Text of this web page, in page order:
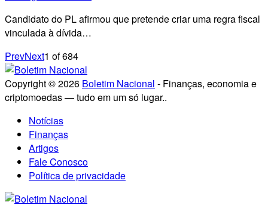
Candidato do PL afirmou que pretende criar uma regra fiscal
vinculada à dívida…
PrevNext1 of684
Copyright © 2026 Boletim Nacional - Finanças, economia e
criptomoedas — tudo em um só lugar..
Notícias
Finanças
Artigos
Fale Conosco
Política de privacidade